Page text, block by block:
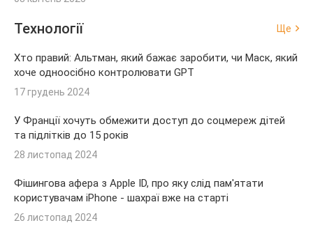
Технології Ще
Хто правий: Альтман, який бажає заробити, чи Маск, який
хоче одноосібно контролювати GPT
17 грудень 2024
У Франції хочуть обмежити доступ до соцмереж дітей
та підлітків до 15 років
28 листопад 2024
Фішингова афера з Apple ID, про яку слід пам'ятати
користувачам iPhone - шахраї вже на старті
26 листопад 2024